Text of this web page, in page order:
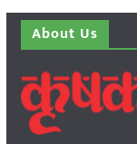
About Us